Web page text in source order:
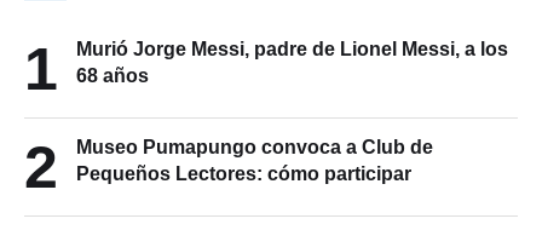
1
Murió Jorge Messi, padre de Lionel Messi, a los
68 años
2
Museo Pumapungo convoca a Club de
Pequeños Lectores: cómo participar